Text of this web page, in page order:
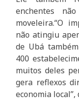
enchentes
moveleira.“O
não atingiu
de Ubá
400
muitos deles
gera reflexos
economia local”,